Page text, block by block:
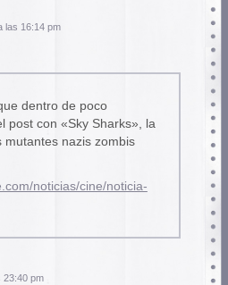
las 16:14 pm
dentro de poco
post con «Sky Sharks», la
mutantes nazis zombis
noticias/cine/noticia-
23:40 pm